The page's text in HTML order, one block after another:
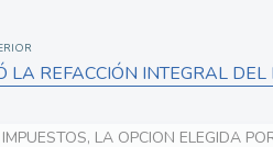
REFACCIÓN INTEGRAL DEL
LA OPCION ELEGIDA